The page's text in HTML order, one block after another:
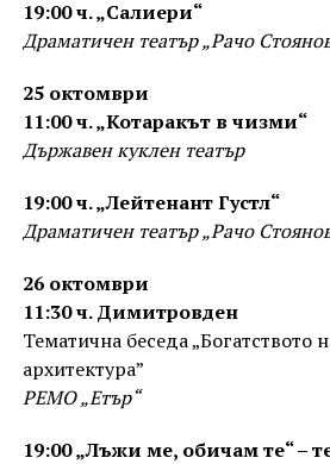
19:00 ч. „Салиери“
Драматичен театър „Рачо
25 октомври
11:00 ч. „Котаракът в чизми“
Държавен куклен театър
19:00 ч. „Лейтенант Густл“
Драматичен театър „Рачо
26 октомври
11:30 ч. Димитровден
Тематична беседа „Богатството
архитектура”
РЕМО „Етър“
19:00 „Лъжи ме, обичам те“ –